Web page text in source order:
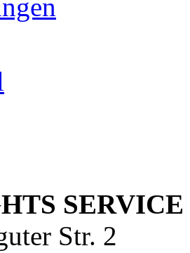
Str. 2